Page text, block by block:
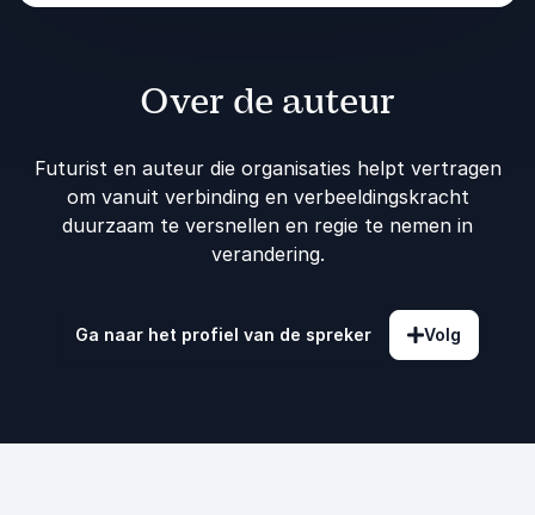
Over de auteur
Futurist en auteur die organisaties helpt vertragen
om vanuit verbinding en verbeeldingskracht
duurzaam te versnellen en regie te nemen in
verandering.
Ga naar het profiel van de spreker Volg